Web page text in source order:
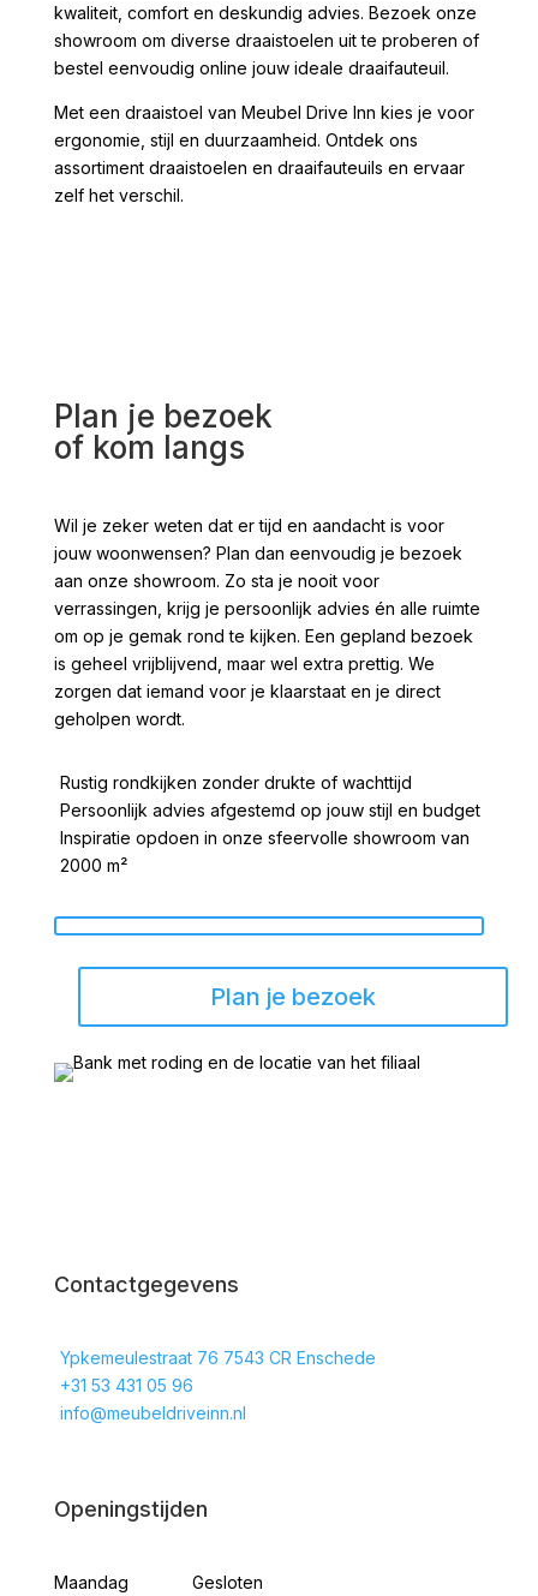
kwaliteit, comfort en deskundig advies. Bezoek onze
showroom om diverse draaistoelen uit te proberen of
bestel eenvoudig online jouw ideale draaifauteuil.
Met een draaistoel van Meubel Drive Inn kies je voor
ergonomie, stijl en duurzaamheid. Ontdek ons
assortiment draaistoelen en draaifauteuils en ervaar
zelf het verschil.
Plan je bezoek
of kom langs
Wil je zeker weten dat er tijd en aandacht is voor
jouw woonwensen? Plan dan eenvoudig je bezoek
aan onze showroom. Zo sta je nooit voor
verrassingen, krijg je persoonlijk advies én alle ruimte
om op je gemak rond te kijken. Een gepland bezoek
is geheel vrijblijvend, maar wel extra prettig. We
zorgen dat iemand voor je klaarstaat en je direct
geholpen wordt.
Rustig rondkijken zonder drukte of wachttijd
Persoonlijk advies afgestemd op jouw stijl en budget
Inspiratie opdoen in onze sfeervolle showroom van
2000 m²
Plan je bezoek
Contactgegevens
Ypkemeulestraat 76 7543 CR Enschede
+31 53 431 05 96
info@meubeldriveinn.nl
Openingstijden
Maandag Gesloten